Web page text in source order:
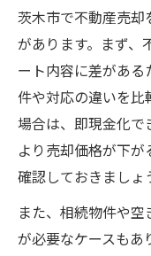
売却準備
安心して
茨木市で不動産売却
があります。まず、
ート内容に差がある
件や対応の違いを比
場合は、即現金化で
より売却価格が下が
確認しておきましょ
また、相続物件や
が必要なケースもあ